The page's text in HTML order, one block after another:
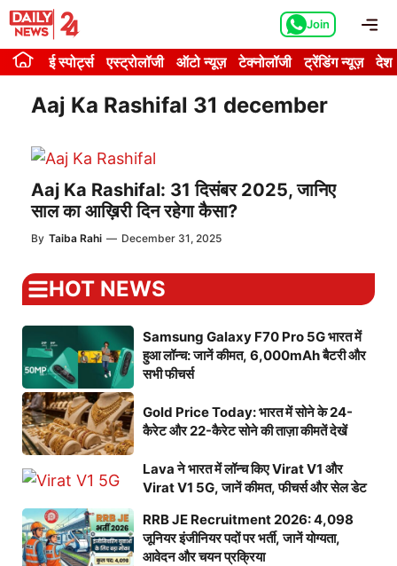
Skip
content
Join
ई स्पोर्ट्स एस्ट्रोलॉजी ऑटो न्यूज़ टेक्नोलॉजी ट्रेंडिंग न्यूज़ देश
Aaj Ka Rashifal 31 december
Aaj Ka Rashifal: 31 दिसंबर 2025, जानिए
साल का आख़िरी दिन रहेगा कैसा?
By Taiba Rahi — December 31, 2025
HOT NEWS
Samsung Galaxy F70 Pro 5G भारत में
हुआ लॉन्च: जानें कीमत, 6,000mAh बैटरी और
सभी फीचर्स
Gold Price Today: भारत में सोने के 24-
कैरेट और 22-कैरेट सोने की ताज़ा कीमतें देखें
Lava ने भारत में लॉन्च किए Virat V1 और
Virat V1 5G, जानें कीमत, फीचर्स और सेल डेट
RRB JE Recruitment 2026: 4,098
जूनियर इंजीनियर पदों पर भर्ती, जानें योग्यता,
आवेदन और चयन प्रक्रिया